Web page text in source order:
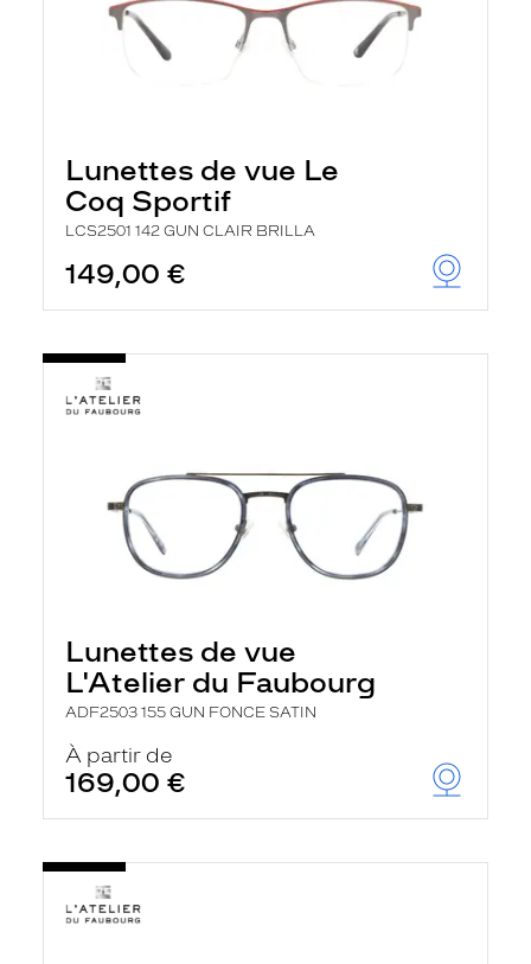
Lunettes de vue Le
Coq Sportif
LCS2501 142 GUN CLAIR BRILLA
149,00 €
Lunettes de vue
L'Atelier du Faubourg
ADF2503 155 GUN FONCE SATIN
À partir de
169,00 €